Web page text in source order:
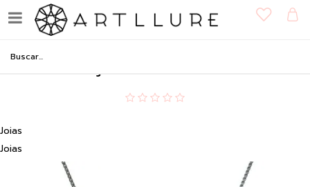
Conjunto em prata -
Joias
Joias